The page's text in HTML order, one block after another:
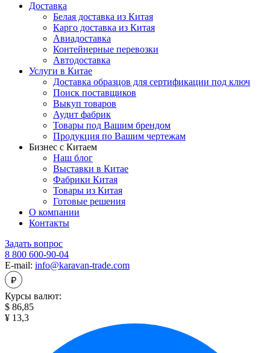
Доставка
Белая доставка из Китая
Карго доставка из Китая
Авиадоставка
Контейнерные перевозки
Автодоставка
Услуги в Китае
Доставка образцов для сертификации под ключ
Поиск поставщиков
Выкуп товаров
Аудит фабрик
Товары под Вашим брендом
Продукция по Вашим чертежам
Бизнес с Китаем
Наш блог
Выставки в Китае
Фабрики Китая
Товары из Китая
Готовые решения
О компании
Контакты
Задать вопрос
8 800 600-90-04
E-mail: info@karavan-trade.com
Курсы валют:
$ 86,85
¥ 13,3